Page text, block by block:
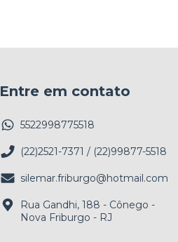
Entre em contato
5522998775518
(22)2521-7371 / (22)99877-5518
silemar.friburgo@hotmail.com
Rua Gandhi, 188 - Cônego -
Nova Friburgo - RJ